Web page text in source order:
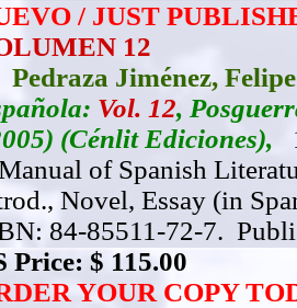
/ JUST
12
Pedraza Jiménez,
Vol. 12,
(Cénlit Ediciones),
of Spanish
Novel, Essay (in
84-85511-72-7.
Price: $ 115.00
YOUR COPY